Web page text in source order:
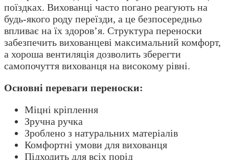
поїздках. Вихованці часто погано реагують на
будь-якого роду переїзди, а це безпосередньо
впливає на їх здоров’я. Структура переноски
забезпечить вихованцеві максимальний комфорт,
а хороша вентиляція дозволить зберегти
самопочуття вихованця на високому рівні.
Основні переваги переноски:
Міцні кріплення
Зручна ручка
Зроблено з натуральних матеріалів
Комфортні умови для вихованця
Підходить для всіх порід